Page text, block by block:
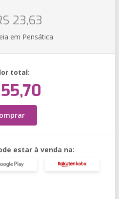
23,63
em Pensática
total:
estar à venda na: